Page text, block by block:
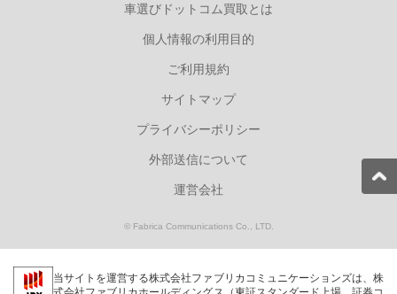
車選びドットコム買取とは
個人情報の利用目的
ご利用規約
サイトマップ
プライバシーポリシー
外部送信について
運営会社
© Fabrica Communications Co., LTD.
当サイトを運営する株式会社ファブリカコミュニケーションズは、株